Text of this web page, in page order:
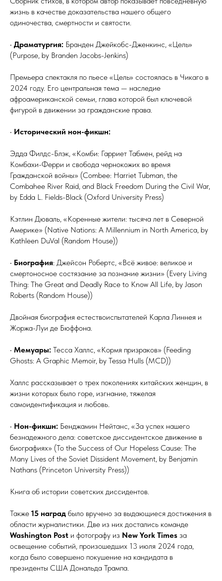
жизнь в качестве доказательства нашего общего
одиночества, смертности и святости.
• Драматургия: Бранден Джейкобс-Дженкинс, «Цель»
(Purpose, by Branden Jacobs-Jenkins)
Премьера спектакля по пьесе «Цель» состоялась в Чикаго в
2024 году. Его центральная тема — наследие
афроамериканской семьи, глава которой был ключевой
фигурой в движении за гражданские права.
• Исторический нон-фикшн:
Эдда Филдс-Блэк, «Комби: Гарриет Табмен, рейд на
Комбахи-Ферри и свобода чернокожих во время
Гражданской войны» (Combee: Harriet Tubman, the
Combahee River Raid, and Black Freedom During the Civil War,
by Edda L. Fields-Black (Oxford University Press)
Кэтлин Дюваль, «Коренные жители: тысяча лет в Северной
Америке» (Native Nations: A Millennium in North America, by
Kathleen DuVal (Random House))
• Биография: Джейсон Робертс, «Всё живое: великое и
смертоносное состязание за познание жизни» (Every Living
Thing: The Great and Deadly Race to Know All Life, by Jason
Roberts (Random House))
Двойная биография естествоиспытателей Карла Линнея и
Жоржа-Луи де Бюффона.
• Мемуары: Тесса Халлс, «Кормя призраков» (Feeding
Ghosts: A Graphic Memoir, by Tessa Hulls (MCD))
Халлс рассказывает о трех поколениях китайских женщин, в
жизни которых было горе, изгнание, тяжелая
самоидентификация и любовь.
• Нон-фикшн: Бенджамин Нейтанс, «За успех нашего
безнадежного дела: советское диссидентское движение в
биографиях» (To the Success of Our Hopeless Cause: The
Many Lives of the Soviet Dissident Movement, by Benjamin
Nathans (Princeton University Press))
Книга об истории советских диссидентов.
Также 15 наград было вручено за выдающиеся достижения в
области журналистики. Две из них достались команде
Washington Post и фотографу из New York Times за
освещение событий, произошедших 13 июля 2024 года,
когда было совершено покушение на кандидата в
президенты США Дональда Трампа.